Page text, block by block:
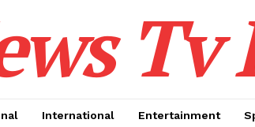
Tv
International Entertainment